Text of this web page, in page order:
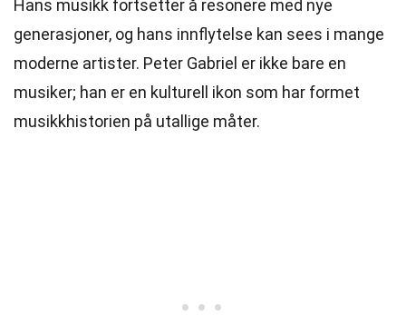
Hans musikk fortsetter å resonere med nye
generasjoner, og hans innflytelse kan sees i mange
moderne artister. Peter Gabriel er ikke bare en
musiker; han er en kulturell ikon som har formet
musikkhistorien på utallige måter.